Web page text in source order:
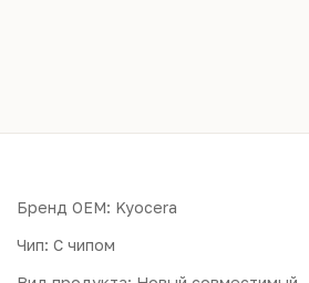
Бренд ОЕМ: Kyocera
Чип: С чипом